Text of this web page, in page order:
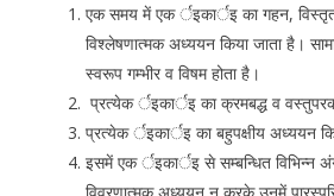
एक समय में एक र्इकार्इ का गहन,
विश्लेषणात्मक अध्ययन किया जाता है।
स्वरूप गम्भीर व विषम होता है।
प्रत्येक र्इकार्इ का क्रमबद्ध व
प्रत्येक र्इकार्इ का बहुपक्षीय अध्ययन
इसमें एक र्इकार्इ से सम्बन्धित विभिन्न